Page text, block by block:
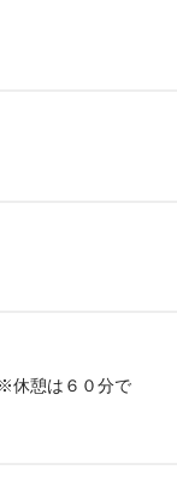
休憩は６０分で